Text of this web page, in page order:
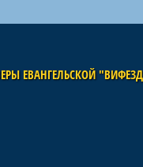
ЕВАНГЕЛЬСКОЙ